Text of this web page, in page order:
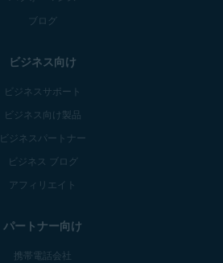
ブログ
ビジネス向け
ビジネスサポート
ビジネス向け製品
ビジネスパートナー
ビジネス ブログ
アフィリエイト
パートナー向け
携帯電話会社